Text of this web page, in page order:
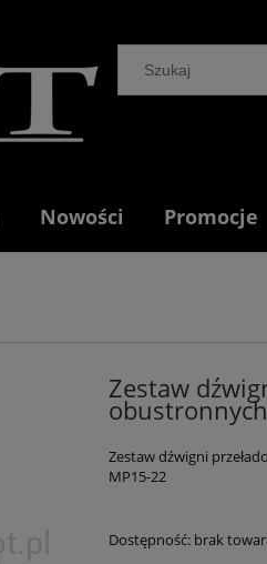
Nowości Promocje
Zestaw
Zestaw dźwigni
MP15-22
Dostępność: brak